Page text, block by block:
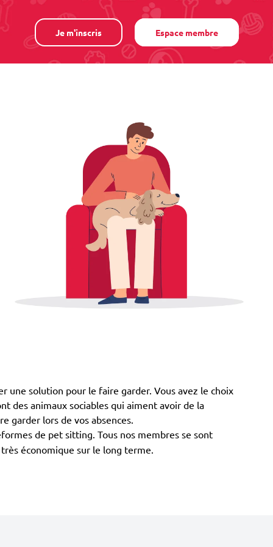
Je m'inscris Espace membre
une solution pour le faire garder. Vous avez le choix
des animaux sociables qui aiment avoir de la
garder lors de vos absences.
de pet sitting. Tous nos membres se sont
économique sur le long terme.